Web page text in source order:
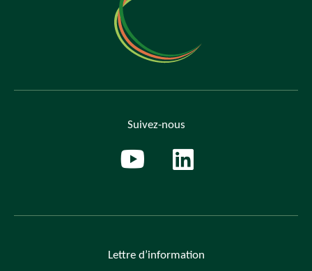
Suivez-nous
Lettre d’information